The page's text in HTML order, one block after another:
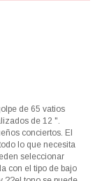
de 65 vatios
de 12 ".
conciertos. El
lo que necesita
seleccionar
con el tipo de bajo